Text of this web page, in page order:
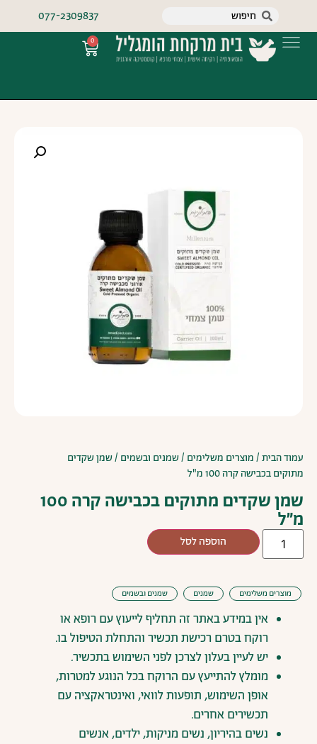
077-2309837
0
עמוד הבית/ מוצרים משלימים /שמנים ובשמים / שמן שקדים
מתוקים בכבישה קרה 100 מ"ל
שמן שקדים מתוקים בכבישה קרה 100
מ"ל
הוספה לסל
מוצרים משלימים שמנים שמנים ובשמים
איןבמידעבאתר זה תחליףלייעוץעם רופאאו
רוקחבטרם רכישת תכשיר והתחלת הטיפולבו.
ישלעייןבעלוןלצרכןלפני השימושבתכשיר.
מומלץלהתייעץעם הרוקחבכל הנוגעלמטרות,
אופן השימוש, תופעותלוואי, ואינטראקציה עם
תכשירים אחרים.
נשים בהיריון, נשים מניקות,ילדים,אנשים